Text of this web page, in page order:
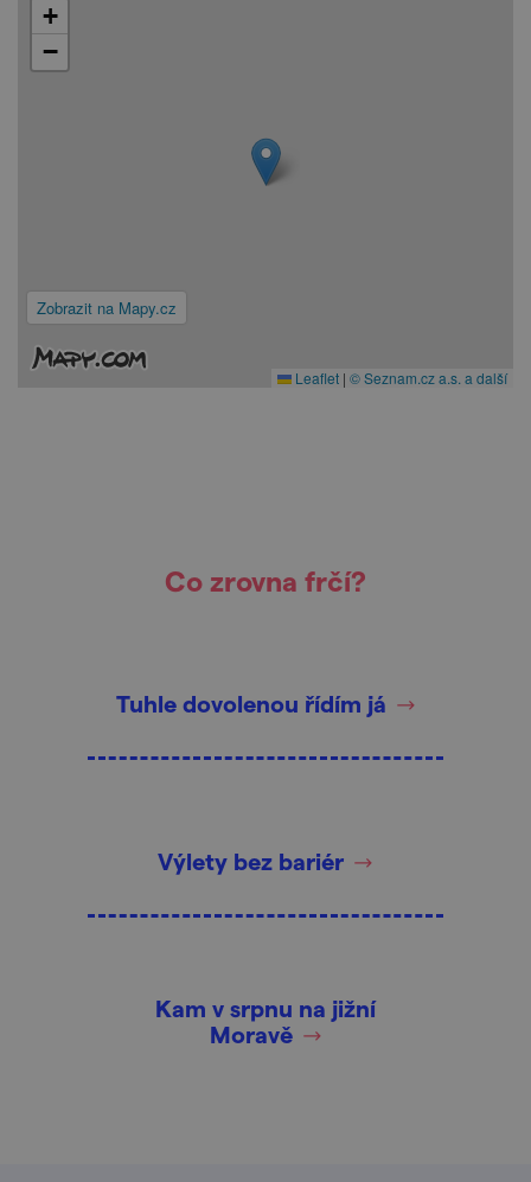
Zobrazit na Mapy.cz
+
−
Leaflet | © Seznam.cz a.s. a další
Co zrovna frčí?
Tuhle dovolenou řídím já
Výlety bez bariér
Kam v srpnu na jižní
Moravě